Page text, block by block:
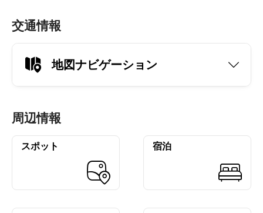
交通情報
地図ナビゲーション
周辺情報
スポット 宿泊